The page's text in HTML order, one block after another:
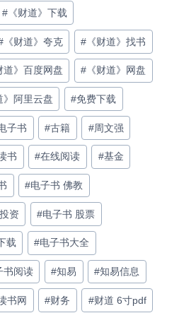
# 《财道》下载
《财道》夸克 # 《财道》找书
道》百度网盘 # 《财道》网盘
》阿里云盘 #免费下载
子书 #古籍 #周文强
书 #在线阅读 #基金
#电子书 佛教
资 #电子书 股票
载 #电子书大全
书阅读 #知易 #知易信息
书网 #财务 #财道 6寸pdf